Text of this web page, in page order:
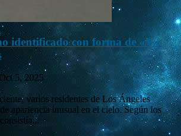
identificado con forma de «V»
Oct 5, 2025
varios residentes de Los Ángeles
apariencia inusual en el cielo. Según los